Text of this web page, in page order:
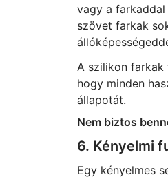
vagy a
szövet farkak
A szilikon farkak
hogy minden
állapotát.
Nem biztos
6. Kényelmi
Egy kényelmes